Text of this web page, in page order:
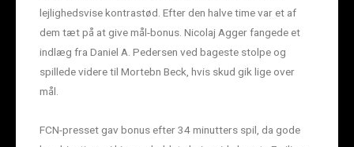
lejlighedsvise kontrastød. Efter den halve time var et af
dem tæt på at give mål-bonus. Nicolaj Agger fangede et
indlæg fra Daniel A. Pedersen ved bageste stolpe og
spillede videre til Mortebn Beck, hvis skud gik lige over
mål.
FCN-presset gav bonus efter 34 minutters spil, da gode